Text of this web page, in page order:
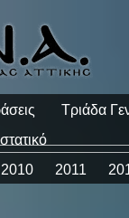
2010 2011
Τριάδα